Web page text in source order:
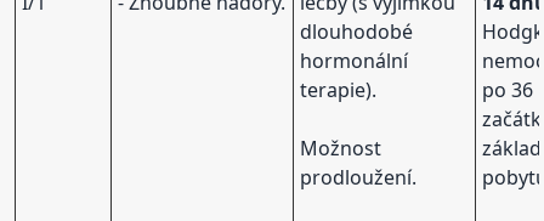
dlouhodobé
hormonální
terapie).
Možnost
prodloužení.
po 36